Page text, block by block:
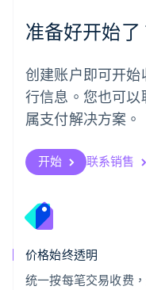
准备好开始了
创建账户即可开
行信息。您也可
属支付解决方案。
开始 联系销售
价格始终透明
统一按每笔交易收费
日本
日本語English
SvenskaEnglish
瑞士
DeutschFrançais
塞浦路斯
斯洛伐克
English
English
泰国
ไทย
希腊
English